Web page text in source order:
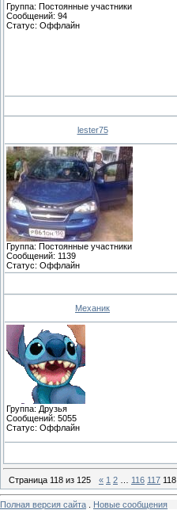
Группа: Постоянные участники
Сообщений: 94
Статус: Оффлайн
lester75
Группа: Постоянные участники
Сообщений: 1139
Статус: Оффлайн
Механик
Группа: Друзья
Сообщений: 5055
Статус: Оффлайн
Страница 118 из 125 « 1 2 116 117 118
Полная версия сайта Новые сообщения